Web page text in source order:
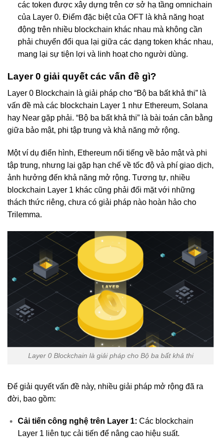
các token được xây dựng trên cơ sở hạ tầng omnichain
của Layer 0. Điểm đặc biệt của OFT là khả năng hoạt
động trên nhiều blockchain khác nhau mà không cần
phải chuyển đổi qua lại giữa các dạng token khác nhau,
mang lại sự tiện lợi và linh hoạt cho người dùng.
Layer 0 giải quyết các vấn đề gì?
Layer 0 Blockchain là giải pháp cho “Bộ ba bất khả thi” là
vấn đề mà các blockchain Layer 1 như Ethereum, Solana
hay Near gặp phải. “Bộ ba bất khả thi” là bài toán cân bằng
giữa bảo mật, phi tập trung và khả năng mở rộng.
Một ví dụ điển hình, Ethereum nổi tiếng về bảo mật và phi
tập trung, nhưng lại gặp hạn chế về tốc độ và phí giao dịch,
ảnh hưởng đến khả năng mở rộng. Tương tự, nhiều
blockchain Layer 1 khác cũng phải đối mặt với những
thách thức riêng, chưa có giải pháp nào hoàn hảo cho
Trilemma.
Layer 0 Blockchain là giải pháp cho Bộ ba bất khả thi
Để giải quyết vấn đề này, nhiều giải pháp mở rộng đã ra
đời, bao gồm:
Cải tiến công nghệ trên Layer 1: Các blockchain
Layer 1 liên tục cải tiến để nâng cao hiệu suất.